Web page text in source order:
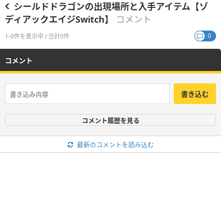
シールドドラゴンの出現場所と入手アイテム【ゾ
ディアックエイジSwitch】
コメント
1-0件を表示中 / 合計0件 0
コメント
書き込む
コメント履歴を見る
最新のコメントを読み込む